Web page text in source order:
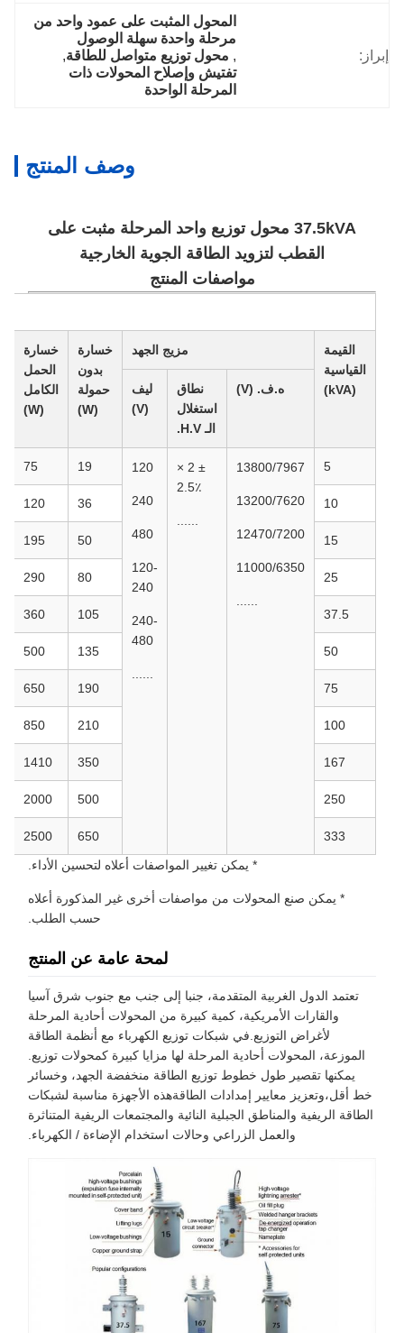
إبراز:
مرحلة واحدة سهلة الوصول
, محول توزيع متواصل للطاقة,
المرحلة الواحدة
وصف المنتج
37.5kVA محول توزيع واحد المرحلة مثبت على
القطب لتزويد الطاقة الجوية الخارجية
مواصفات المنتج
القيمة
القياسية
(kVA)
مزيج الجهد
خسارة
بدون
حمولة
(W)
خسارة
الحمل
الكامل
(W)
ه.ف. (V)
نطاق
استغلال
الـ H.V.
ليف
(V)
5
13800/7967
13200/7620
12470/7200
11000/6350
± 2 ×
2.5٪
120
240
480
120-
240
240-
480
19
75
10
36
120
15
50
195
25
80
290
37.5
105
360
50
135
500
75
190
650
100
210
850
167
350
1410
250
500
2000
333
650
2500
* يمكن تغيير المواصفات أعلاه لتحسين الأداء.
* يمكن صنع المحولات من مواصفات أخرى غير المذكورة أعلاه
حسب الطلب.
لمحة عامة عن المنتج
تعتمد الدول الغربية المتقدمة، جنبا إلى جنب مع جنوب شرق آسيا
والقارات الأمريكية، كمية كبيرة من المحولات أحادية المرحلة
لأغراض التوزيع.في شبكات توزيع الكهرباء مع أنظمة الطاقة
الموزعة، المحولات أحادية المرحلة لها مزايا كبيرة كمحولات توزيع.
يمكنها تقصير طول خطوط توزيع الطاقة منخفضة الجهد، وخسائر
خط أقل،وتعزيز معايير إمدادات الطاقةهذه الأجهزة مناسبة لشبكات
الطاقة الريفية والمناطق الجبلية النائية والمجتمعات الريفية المتناثرة
والعمل الزراعي وحالات استخدام الإضاءة / الكهرباء.